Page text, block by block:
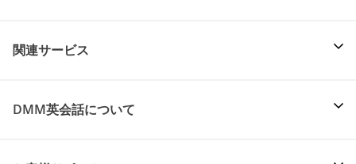
関連サービス
DMM英会話について